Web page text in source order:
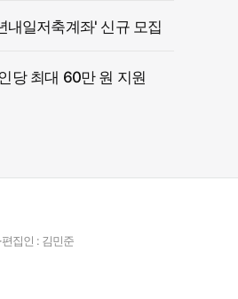
일저축계좌' 신규 모집
당 최대 60만 원 지원
편집인 : 김민준